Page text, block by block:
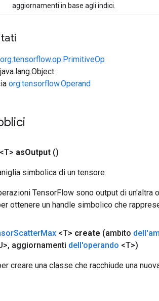
aggiornamenti in base agli indici.
org.tensorflow.op.PrimitiveOp
org.tensorflow.Operand
asOutput ()
simbolica di un tensore.
TensorFlow sono output di un'altra
ottenere un handle simbolico che
ScatterMax <T> create (ambito
, aggiornamenti dell'operando <T>)
creare una classe che racchiude una